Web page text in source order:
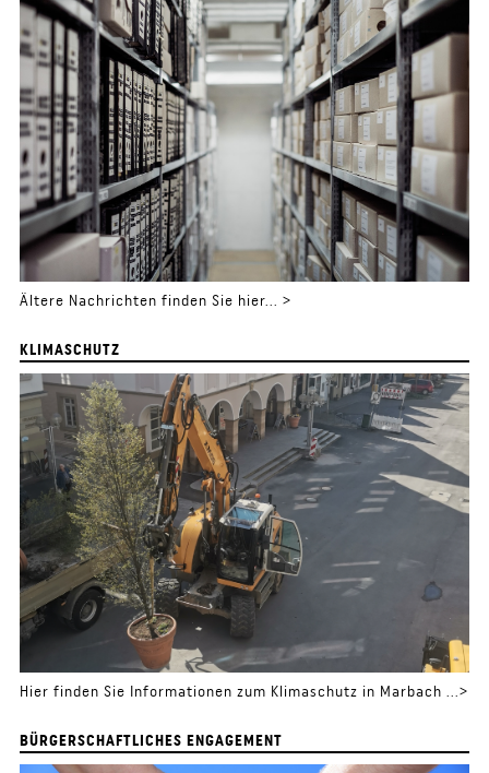
Ältere Nachrichten finden Sie hier... >
KLIMASCHUTZ
Hier finden Sie Informationen zum Klimaschutz in Marbach ...>
BÜRGERSCHAFTLICHES ENGAGEMENT